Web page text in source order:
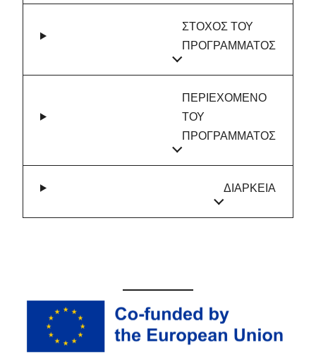
ΣΤΟΧΟΣ ΤΟΥ
ΠΡΟΓΡΑΜΜΑΤΟΣ
ΠΕΡΙΕΧΟΜΕΝΟ
ΤΟΥ
ΠΡΟΓΡΑΜΜΑΤΟΣ
ΔΙΑΡΚΕΙΑ